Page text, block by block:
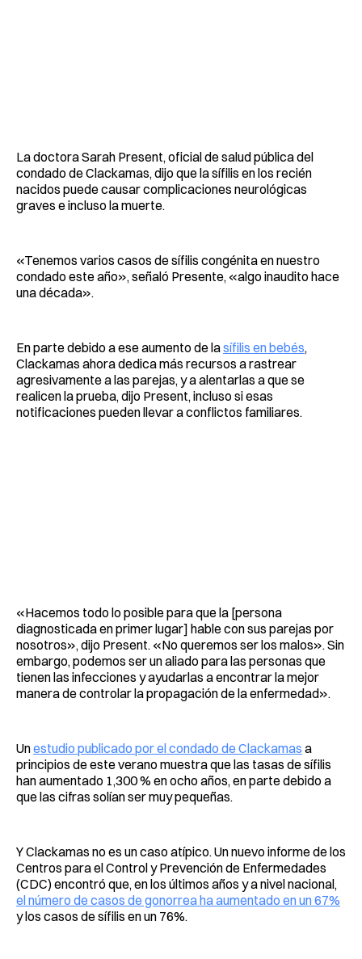
La doctora Sarah Present, oficial de salud pública del
condado de Clackamas, dijo que la sífilis en los recién
nacidos puede causar complicaciones neurológicas
graves e incluso la muerte.
«Tenemos varios casos de sífilis congénita en nuestro
condado este año», señaló Presente, «algo inaudito hace
una década».
En parte debido a ese aumento de lasífilis en bebés,
Clackamas ahora dedica más recursos a rastrear
agresivamente a las parejas, y a alentarlas a que se
realicen la prueba, dijo Present, incluso si esas
notificaciones pueden llevar a conflictos familiares.
«Hacemos todo lo posible para que la [persona
diagnosticada en primer lugar] hable con sus parejas por
nosotros», dijo Present. «No queremos ser los malos». Sin
embargo, podemos ser un aliado para las personas que
tienen las infecciones y ayudarlas a encontrar la mejor
manera de controlar la propagación de la enfermedad».
Unestudio publicado por el condado de Clackamas a
principios de este verano muestra que las tasas de sífilis
han aumentado 1,300 % en ocho años, en parte debido a
que las cifras solían ser muy pequeñas.
Y Clackamas no es un caso atípico. Un nuevo informe de los
Centros para el Control y Prevención de Enfermedades
(CDC) encontró que, en los últimos años y a nivel nacional,
el número de casos de gonorrea ha aumentado en un 67%
y los casos de sífilis en un 76%.